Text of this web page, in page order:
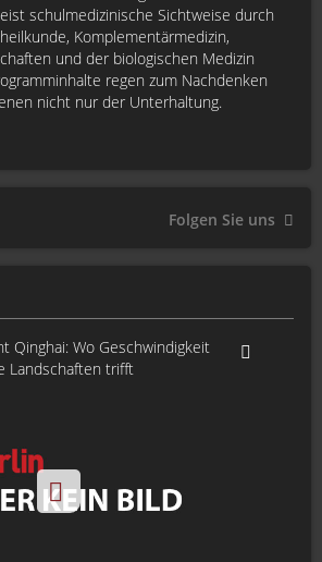
Qinghai: Wo Geschwindigkeit
Landschaften trifft
schulmedizinische Sichtweise durch
Komplementärmedizin,
und der biologischen Medizin
regen zum Nachdenken
nicht nur der Unterhaltung.
Folgen Sie uns